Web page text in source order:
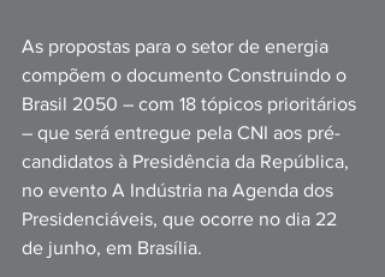
As propostas para o setor de energia
compõem o documento Construindo o
Brasil 2050 – com 18 tópicos prioritários
– que será entregue pela CNI aos pré-
candidatos à Presidência da República,
no evento A Indústria na Agenda dos
Presidenciáveis, que ocorre no dia 22
de junho, em Brasília.